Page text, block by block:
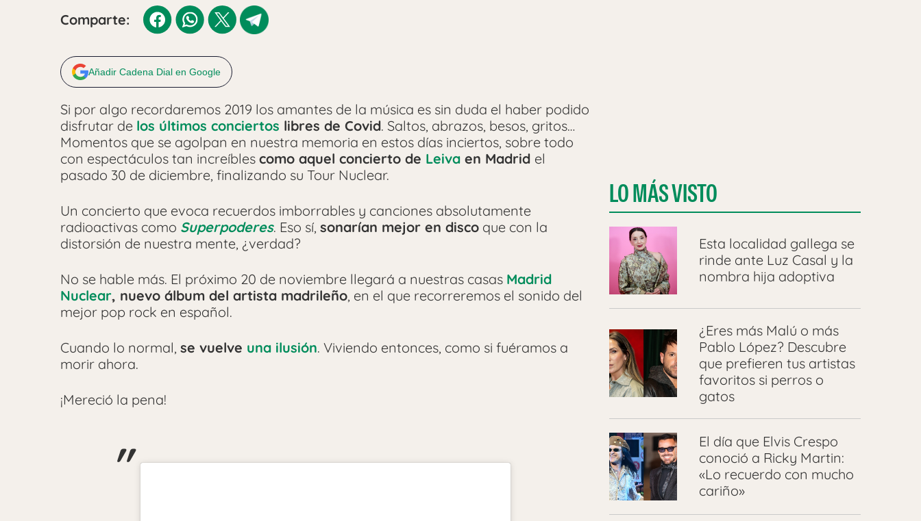
Comparte:
Añadir Cadena Dial en Google
Si por algo recordaremos 2019 los amantes de la música es sin duda el haber podido
disfrutar de los últimos conciertos libres de Covid. Saltos, abrazos, besos, gritos…
Momentos que se agolpan en nuestra memoria en estos días inciertos, sobre todo
con espectáculos tan increíbles como aquel concierto de Leiva en Madrid el
pasado 30 de diciembre, finalizando su Tour Nuclear.
Un concierto que evoca recuerdos imborrables y canciones absolutamente
radioactivas como Superpoderes. Eso sí, sonarían mejor en disco que con la
distorsión de nuestra mente, ¿verdad?
No se hable más. El próximo 20 de noviembre llegará a nuestras casas Madrid
Nuclear, nuevo álbum del artista madrileño, en el que recorreremos el sonido del
mejor pop rock en español.
Cuando lo normal, se vuelve una ilusión. Viviendo entonces, como si fuéramos a
morir ahora.
¡Mereció la pena!
LO MÁS VISTO
Esta localidad gallega se
rinde ante Luz Casal y la
nombra hija adoptiva
¿Eres más Malú o más
Pablo López? Descubre
que prefieren tus artistas
favoritos si perros o
gatos
El día que Elvis Crespo
conoció a Ricky Martin:
«Lo recuerdo con mucho
cariño»